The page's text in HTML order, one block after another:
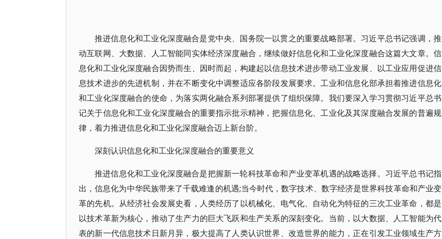
推进信息化和工业化深度融合是党中央、国务院一以贯之的重要战略部署。习近平总书记强调，推
动互联网、大数据、人工智能同实体经济深度融合，继续做好信息化和工业化深度融合这篇大文章。信
息化和工业化深度融合因势而生、因时而起，构建起以信息技术进步带动工业发展、以工业应用促进信
息技术进步的先进机制，并在不断变化中调整适应各阶段发展要求。工业和信息化部承担着推进信息化
和工业化深度融合的使命，为落实两化融合系列部署提供了组织保障。我们要深入学习贯彻习近平总书
记关于信息化和工业化深度融合的重要指示批示精神，把握信息化、工业化及其深度融合发展的普遍规
律，着力推进信息化和工业化深度融合迈上新台阶。
深刻认识信息化和工业化深度融合的重要意义
推进信息化和工业化深度融合是把握新一轮科技革命和产业变革机遇的战略选择。习近平总书记指
出，信息化为中华民族带来了千载难逢的机遇;当今时代，数字技术、数字经济是世界科技革命和产业变
革的先机。从经济社会发展史看，人类经历了以机械化、电气化、自动化为特征的三次工业革命，都是
以技术革新为核心，推动了生产力的巨大飞跃和生产关系的深刻变化。当前，以大数据、人工智能为代
表的新一代信息技术日新月异，极大提高了人类认识世界、改造世界的能力，正在引发工业领域生产方